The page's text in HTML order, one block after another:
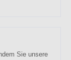
Sie unsere